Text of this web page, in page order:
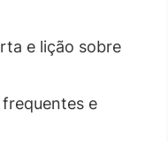
e lição sobre
e